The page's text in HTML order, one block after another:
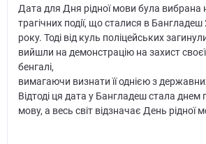
Дата для Дня рідної мови була вибрана
трагічних події, що сталися в
року. Тоді від куль поліцейських
вийшли на демонстрацію на захист своєї
бенгалі,
вимагаючи визнати її однією з
Відтоді ця дата у Бангладеш стала днем
мову, а весь світ відзначає День рідної